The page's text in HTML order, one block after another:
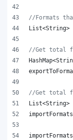
//Formats
List<String>
//Get total
HashMap<
//Get total
List<String>
importFormats
importFormats